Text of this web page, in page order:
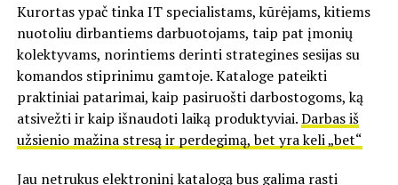
Kurortas ypač tinka IT specialistams, kūrėjams, kitiems
nuotoliu dirbantiems darbuotojams, taip pat įmonių
kolektyvams, norintiems derinti strategines sesijas su
komandos stiprinimu gamtoje. Kataloge pateikti
praktiniai patarimai, kaip pasiruošti darbostogoms, ką
atsivežti ir kaip išnaudoti laiką produktyviai.Darbas iš
užsienio mažina stresą ir perdegimą, bet yra keli „bet“
Jau netrukus elektroninį katalogą bus galima rasti